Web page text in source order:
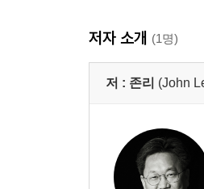
저자 소개 (1명)
저 : 존리 (John